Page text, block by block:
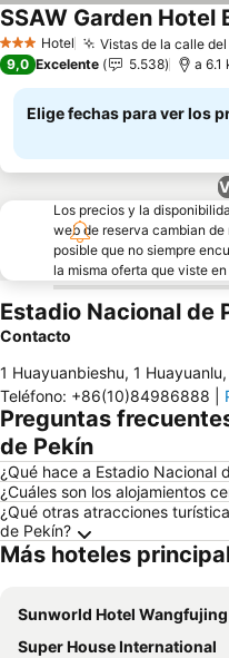
3 Estrellas
Hotel Vistas de la calle
SSAW Garden Hotel
9,0 Excelente 5.538 a 6.1
Elige fechas para ver los
Los precios y la
web de reserva cambian
posible que no siempre
la misma oferta que viste
Estadio Nacional de
Contacto
1 Huayuanbieshu, 1 Huayuanlu,
Teléfono: +86(10)84986888
Preguntas
de Pekín
¿Qué hace a Estadio Nacional
¿Cuáles son los alojamientos
¿Qué otras atracciones
de Pekín?
Más hoteles
Sunworld Hotel Wangfujing
Super House International